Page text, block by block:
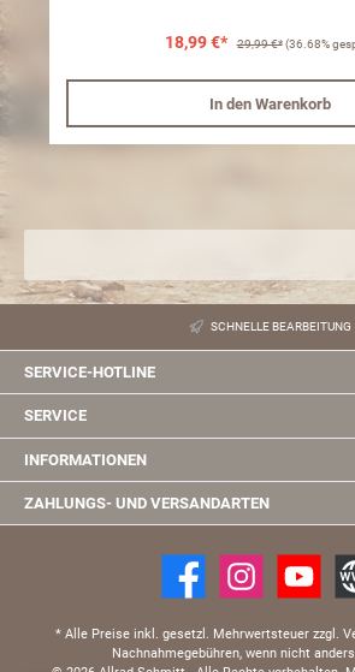
18,99 €* 29,99 €* (36.68%
In den Warenkorb
SCHNELLE BEARBEITUNG
SERVICE-HOTLINE
SERVICE
INFORMATIONEN
ZAHLUNGS- UND VERSANDARTEN
* Alle Preise inkl. gesetzl. Mehrwertsteuer zzgl.
Nachnahmegebühren, wenn nicht